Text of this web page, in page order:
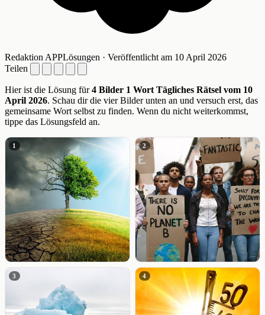
Redaktion APPLösungen · Veröffentlicht am 10 April 2026
Teilen
Hier ist die Lösung für4 Bilder 1 Wort Tägliches Rätsel vom 10
April 2026. Schau dir die vier Bilder unten an und versuch erst, das
gemeinsame Wort selbst zu finden. Wenn du nicht weiterkommst,
tippe das Lösungsfeld an.
1 2
3 4